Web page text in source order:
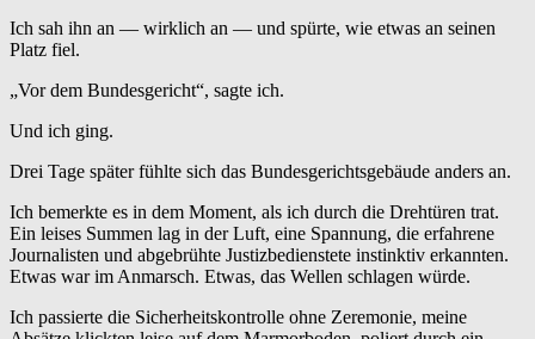
Ich sah ihn an — wirklich an — und spürte, wie etwas an seinen
Platz fiel.
„Vor dem Bundesgericht“, sagte ich.
Und ich ging.
Drei Tage später fühlte sich das Bundesgerichtsgebäude anders an.
Ich bemerkte es in dem Moment, als ich durch die Drehtüren trat.
Ein leises Summen lag in der Luft, eine Spannung, die erfahrene
Journalisten und abgebrühte Justizbedienstete instinktiv erkannten.
Etwas war im Anmarsch. Etwas, das Wellen schlagen würde.
Ich passierte die Sicherheitskontrolle ohne Zeremonie, meine